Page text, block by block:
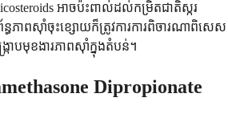
អាចប៉ះពាល់ដល់កម្រិតជាតិស្ករ
ធភាពស៊ាំចុះខ្សោយក៏ត្រូវការការពិចារណាពិសេស
ក្រាបមុខងារភាពស៊ាំក្នុងតំបន់។
Dipropionate